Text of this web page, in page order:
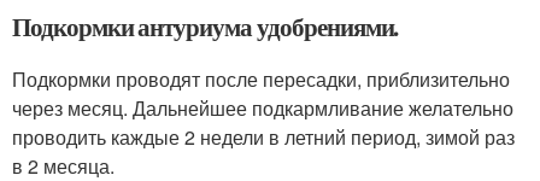
Подкормки антуриума удобрениями.
Подкормки проводят после пересадки, приблизительно
через месяц. Дальнейшее подкармливание желательно
проводить каждые 2 недели в летний период, зимой раз
в 2 месяца.